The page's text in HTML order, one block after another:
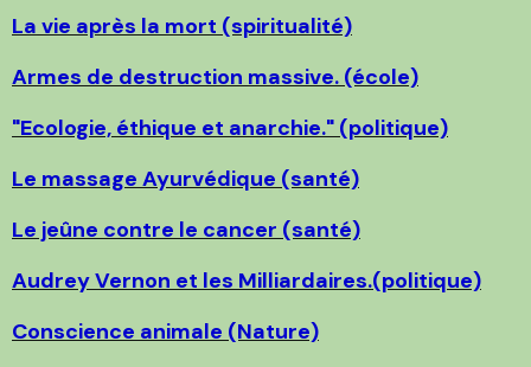
La vie après la mort (spiritualité)
Armes de destruction massive. (école)
"Ecologie, éthique et anarchie." (politique)
Le massage Ayurvédique (santé)
Le jeûne contre le cancer (santé)
Audrey Vernon et les Milliardaires.(politique)
Conscience animale (Nature)